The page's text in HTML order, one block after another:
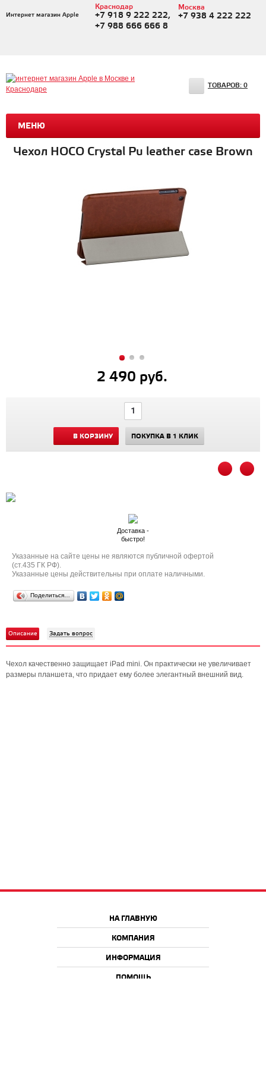
Интернет магазин Apple
Краснодар
+7 918 9 222 222,
+7 988 666 666 8
Москва
+7 938 4 222 222
МЕНЮ
ТОВАРОВ: 0
Чехол HOCO Crystal Pu leather case Brown
2 490 руб.
В КОРЗИНУ ПОКУПКА В 1 КЛИК
Доставка -
быстро!
Указанные на сайте цены не являются публичной офертой
(ст.435 ГК РФ).
Указанные цены действительны при оплате наличными.
Поделиться…
Описание Задать вопрос
Чехол качественно защищает iPad mini. Он практически не увеличивает
размеры планшета, что придает ему более элегантный внешний вид.
НА ГЛАВНУЮ
КОМПАНИЯ
ИНФОРМАЦИЯ
ПОМОЩЬ